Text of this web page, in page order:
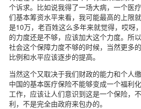
个诉求。比如说我得了一场大病，一个医
们基本筹资水平来看，我可能最高的上限
是10万，老百姓这么多年来就觉得，哎呀
的力度还是不够，应该加大这个力度。所
社会这个保障力度不够的时候，当然更多
比例和水平应该逐步的提高。
当然这个又取决于我们财政的能力和个人
中国的基本医疗保险不能够变成一个福利
工作，应该让人们意识到这是一个保险，
利，不是完全由政府来包办的。